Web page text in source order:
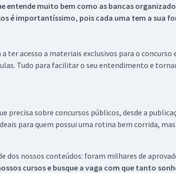
entende muito bem como as bancas
é importantíssimo, pois cada uma tem a sua
a ter acesso a materiais exclusivos para o
Tudo para facilitar o seu entendimento e
precisa sobre concursos públicos, desde a
para quem possui uma rotina bem corrida,
dos nossos conteúdos: foram milhares de
cursos e busque a vaga com que tanto